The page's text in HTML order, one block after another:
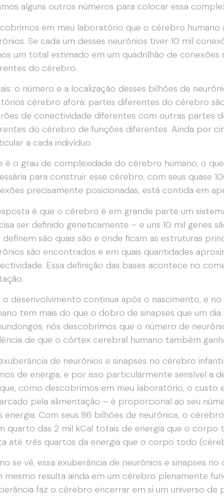
alguns outros números para colocar essa
em meu laboratório que o cérebro
Se cada um desses neurônios tiver 10 mil
um total estimado em um quadrilhão de
do cérebro.
o número e a localização desses bilhões de
cérebro afora: partes diferentes do cérebro
de conectividade diferentes com outras partes
do cérebro de funções diferentes. Ainda por
a cada indivíduo.
é o grau de complexidade do cérebro humano, o
para construir esse cérebro, com seus quase
precisamente posicionadas, está contida em
é que o cérebro é em grande parte um
ser definido geneticamente – e uns 10 mil genes
definem são quais são e onde ficam as estruturas
são encontrados e em quais quantidades
Essa definição das bases acontece no
o desenvolvimento continua após o nascimento, e
tem mais do que o dobro de sinapses que um
nós descobrimos que o número de
de que o córtex cerebral humano também
de neurônios e sinapses no cérebro
de energia, e por isso particularmente sensível a
como descobrimos em meu laboratório, o
pela alimentação – é proporcional ao seu
energia. Com seus 86 bilhões de neurônios, o
quarto das 2 mil kCal totais de energia que o corpo
até três quartos da energia que o corpo todo
se vê, essa exuberância de neurônios e sinapses
mesmo resulta ainda em um cérebro plenamente
faz o cérebro encerrar em si um universo